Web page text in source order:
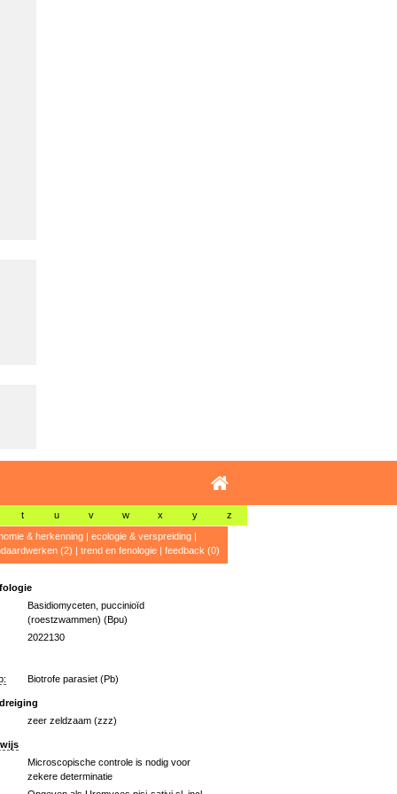
t u v w x y z
& herkenning| ecologie & verspreiding|
(2) | trend en fenologie| feedback (0)
Basidiomyceten, puccinioïd
(roestzwammen) (Bpu)
2022130
Biotrofe parasiet (Pb)
zeer zeldzaam (zzz)
Microscopische controle is nodig voor
zekere determinatie